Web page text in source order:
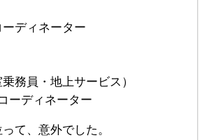
ディネーター
務員・地上サービス）
ーディネーター
て、意外でした。